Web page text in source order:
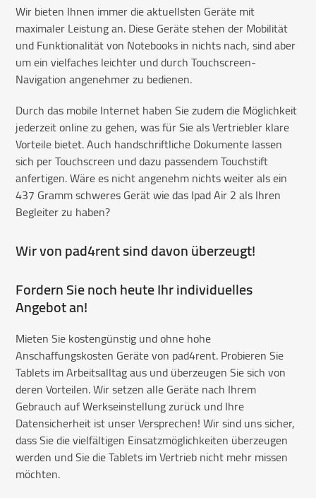
Wir bieten Ihnen immer die aktuellsten Geräte mit
maximaler Leistung an. Diese Geräte stehen der Mobilität
und Funktionalität von Notebooks in nichts nach, sind aber
um ein vielfaches leichter und durch Touchscreen-
Navigation angenehmer zu bedienen.
Durch das mobile Internet haben Sie zudem die Möglichkeit
jederzeit online zu gehen, was für Sie als Vertriebler klare
Vorteile bietet. Auch handschriftliche Dokumente lassen
sich per Touchscreen und dazu passendem Touchstift
anfertigen. Wäre es nicht angenehm nichts weiter als ein
437 Gramm schweres Gerät wie das Ipad Air 2 als Ihren
Begleiter zu haben?
Wir von pad4rent sind davon überzeugt!
Fordern Sie noch heute Ihr individuelles
Angebot an!
Mieten Sie kostengünstig und ohne hohe
Anschaffungskosten Geräte von pad4rent. Probieren Sie
Tablets im Arbeitsalltag aus und überzeugen Sie sich von
deren Vorteilen. Wir setzen alle Geräte nach Ihrem
Gebrauch auf Werkseinstellung zurück und Ihre
Datensicherheit ist unser Versprechen! Wir sind uns sicher,
dass Sie die vielfältigen Einsatzmöglichkeiten überzeugen
werden und Sie die Tablets im Vertrieb nicht mehr missen
möchten.